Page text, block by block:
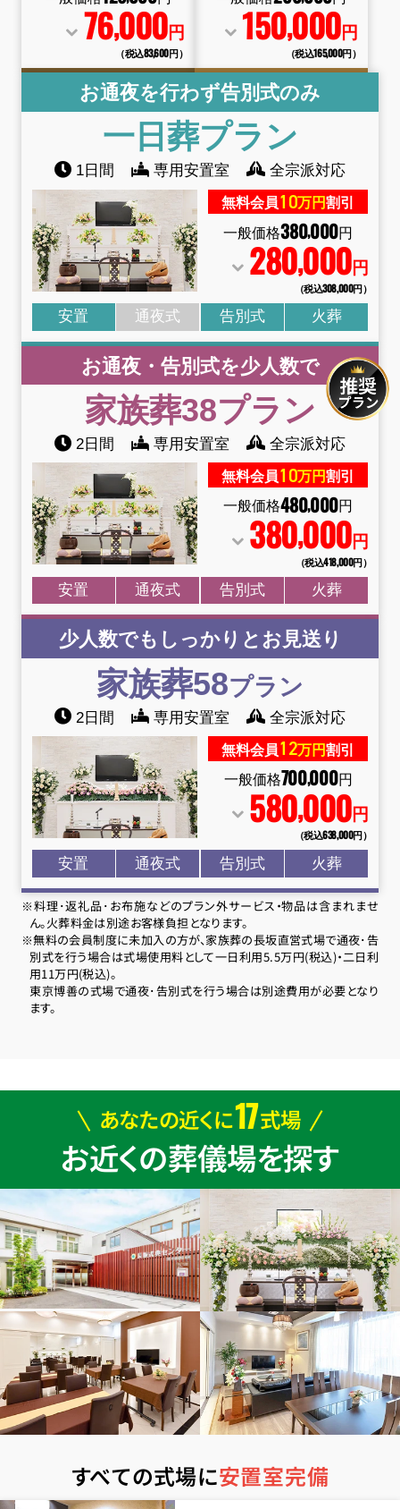
76,000円
（税込83,600円）
150,000円
（税込165,000円）
お通夜を行わず告別式のみ
一日葬プラン
1日間 専用安置室 全宗派対応
無料会員10万円割引
一般価格380,000円
280,000円
（税込308,000円）
安置 通夜式 告別式 火葬
お通夜・告別式を少人数で
家族葬38プラン
2日間 専用安置室 全宗派対応
無料会員10万円割引
一般価格480,000円
380,000円
（税込418,000円）
安置 通夜式 告別式 火葬
少人数でもしっかりとお見送り
家族葬58プラン
2日間 専用安置室 全宗派対応
無料会員12万円割引
一般価格700,000円
580,000円
（税込638,000円）
安置 通夜式 告別式 火葬
※料理･返礼品･お布施などのプラン外サービス・物品は含まれませ
ん。火葬料金は別途お客様負担となります。
※無料の会員制度に未加入の方が、家族葬の長坂直営式場で通夜･告
別式を行う場合は式場使用料として一日利用5.5万円(税込)・二日利
用11万円(税込)。
東京博善の式場で通夜･告別式を行う場合は別途費用が必要となり
ます。
あなたの近くに17式場
お近くの葬儀場を探す
すべての式場に安置室完備